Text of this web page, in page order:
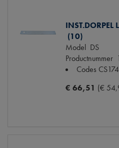
INST.DORPEL
(10)
Model DS
Productnummer
Codes
€ 66,51 (€